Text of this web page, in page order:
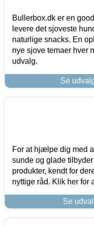
Bullerbox.dk er en
levere det sjoveste
naturlige snacks. En
nye sjove temaer hver
udvalg.
Se
For at hjælpe dig med
sunde og glade
produkter, kendt for
nyttige råd. Klik her for
Se